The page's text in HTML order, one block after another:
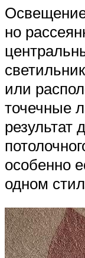
но
или
точечные
результат
особенно
одном